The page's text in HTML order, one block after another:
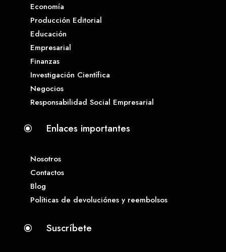
Economía
Producción Editorial
Educación
Empresarial
Finanzas
Investigación Científica
Negocios
Responsabilidad Social Empresarial
\ Enlaces importantes
Nosotros
Contactos
Blog
Políticas de devoluciónes y reembolsos
\ Suscríbete